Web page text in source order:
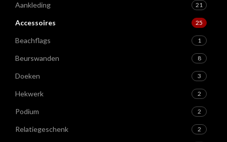
Aankleding 21
Accessoires 25
Beachflags 1
Beurswanden 8
Doeken 3
Hekwerk 2
Podium 2
Relatiegeschenk 2